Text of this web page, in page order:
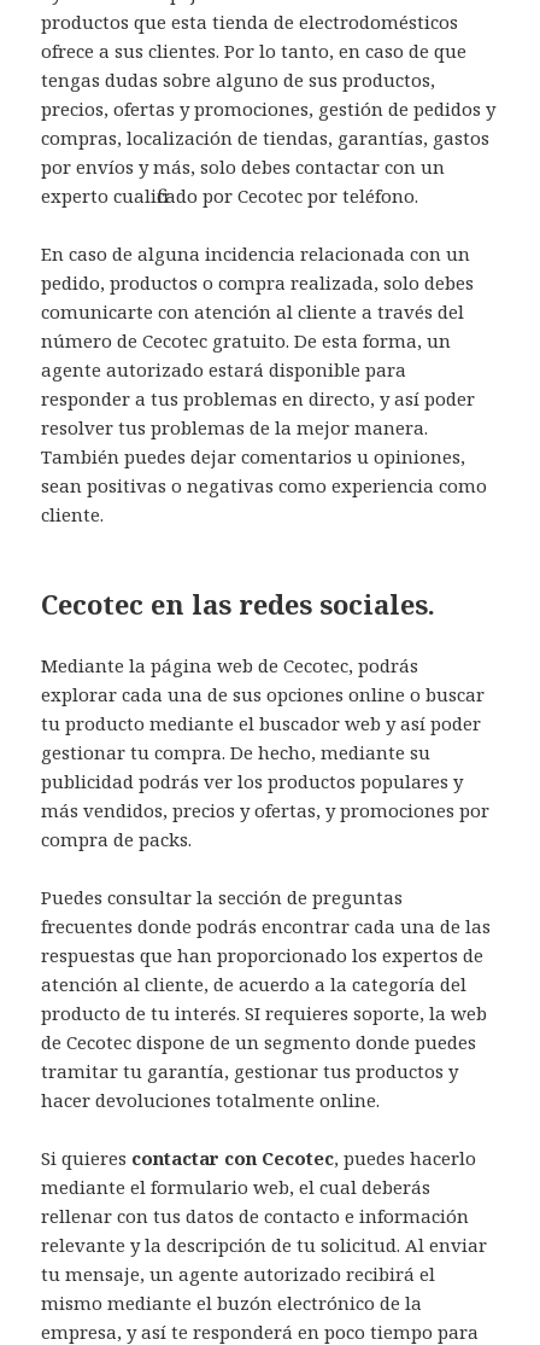
productos que esta tienda de electrodomésticos
ofrece a sus clientes. Por lo tanto, en caso de que
tengas dudas sobre alguno de sus productos,
precios, ofertas y promociones, gestión de pedidos y
compras, localización de tiendas, garantías, gastos
por envíos y más, solo debes contactar con un
experto cualificado por Cecotec por teléfono.
En caso de alguna incidencia relacionada con un
pedido, productos o compra realizada, solo debes
comunicarte con atención al cliente a través del
número de Cecotec gratuito. De esta forma, un
agente autorizado estará disponible para
responder a tus problemas en directo, y así poder
resolver tus problemas de la mejor manera.
También puedes dejar comentarios u opiniones,
sean positivas o negativas como experiencia como
cliente.
Cecotec en las redes sociales.
Mediante la página web de Cecotec, podrás
explorar cada una de sus opciones online o buscar
tu producto mediante el buscador web y así poder
gestionar tu compra. De hecho, mediante su
publicidad podrás ver los productos populares y
más vendidos, precios y ofertas, y promociones por
compra de packs.
Puedes consultar la sección de preguntas
frecuentes donde podrás encontrar cada una de las
respuestas que han proporcionado los expertos de
atención al cliente, de acuerdo a la categoría del
producto de tu interés. SI requieres soporte, la web
de Cecotec dispone de un segmento donde puedes
tramitar tu garantía, gestionar tus productos y
hacer devoluciones totalmente online.
Si quieres contactar con Cecotec, puedes hacerlo
mediante el formulario web, el cual deberás
rellenar con tus datos de contacto e información
relevante y la descripción de tu solicitud. Al enviar
tu mensaje, un agente autorizado recibirá el
mismo mediante el buzón electrónico de la
empresa, y así te responderá en poco tiempo para